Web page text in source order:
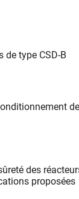
type CSD-B
des
proposées